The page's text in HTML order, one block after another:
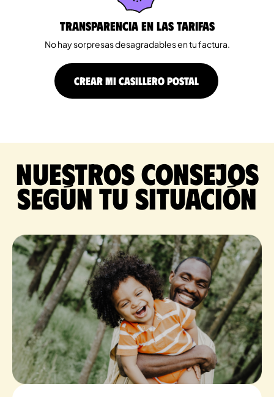
Transparencia en las tarifas
No hay sorpresas desagradables en tu factura.
CREAR MI CASILLERO POSTAL
Nuestros consejos
según tu situación